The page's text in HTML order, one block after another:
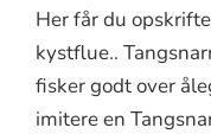
Her får du
kystflue..
fisker godt over
imitere en